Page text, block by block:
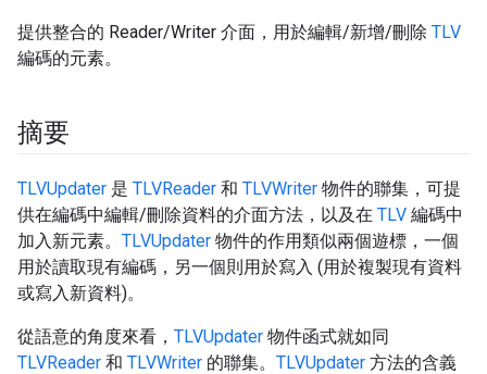
提供整合的 Reader/Writer 介面，用於編輯/新增/刪除 TLV
編碼的元素。
摘要
TLVUpdater 是 TLVReader 和 TLVWriter 物件的聯集，可提
供在編碼中編輯/刪除資料的介面方法，以及在 TLV 編碼中
加入新元素。 TLVUpdater 物件的作用類似兩個遊標，一個
用於讀取現有編碼，另一個則用於寫入 (用於複製現有資料
或寫入新資料)。
從語意的角度來看， TLVUpdater 物件函式就如同
TLVReader 和 TLVWriter 的聯集。 TLVUpdater 方法的含義